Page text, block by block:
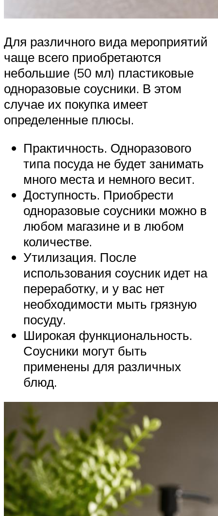
Для различного вида мероприятий
чаще всего приобретаются
небольшие (50 мл) пластиковые
одноразовые соусники. В этом
случае их покупка имеет
определенные плюсы.
Практичность. Одноразового
типа посуда не будет занимать
много места и немного весит.
Доступность. Приобрести
одноразовые соусники можно в
любом магазине и в любом
количестве.
Утилизация. После
использования соусник идет на
переработку, и у вас нет
необходимости мыть грязную
посуду.
Широкая функциональность.
Соусники могут быть
применены для различных
блюд.